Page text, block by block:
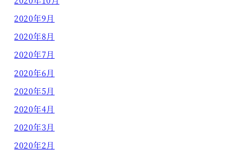
2020年9月
2020年8月
2020年7月
2020年6月
2020年5月
2020年4月
2020年3月
2020年2月